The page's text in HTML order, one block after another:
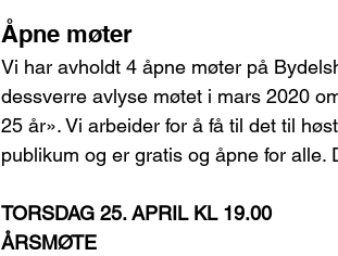
Åpne møter
Vi har avholdt 4 åpne møter på
dessverre avlyse møtet i mars 2020
25 år». Vi arbeider for å få til det til
publikum og er gratis og åpne for
TORSDAG 25. APRIL KL 19.00
ÅRSMØTE